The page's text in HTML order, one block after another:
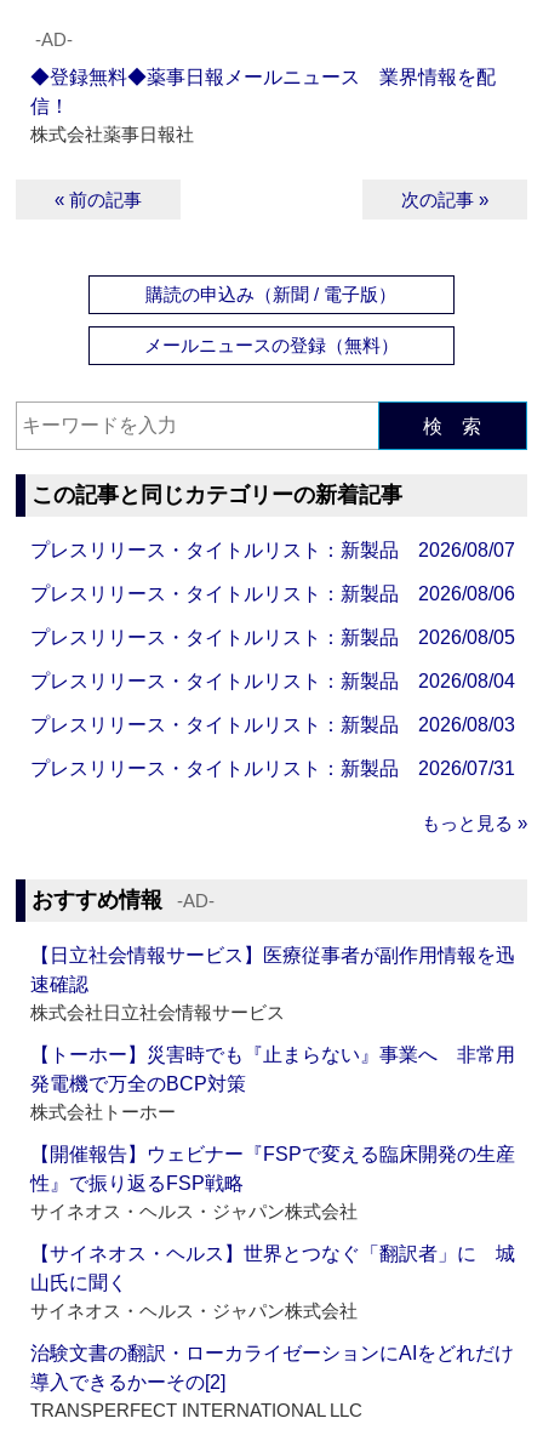
‐AD‐
◆登録無料◆薬事日報メールニュース 業界情報を配
信！
株式会社薬事日報社
« 前の記事 次の記事 »
購読の申込み（新聞 / 電子版）
メールニュースの登録（無料）
検 索
この記事と同じカテゴリーの新着記事
プレスリリース・タイトルリスト：新製品 2026/08/07
プレスリリース・タイトルリスト：新製品 2026/08/06
プレスリリース・タイトルリスト：新製品 2026/08/05
プレスリリース・タイトルリスト：新製品 2026/08/04
プレスリリース・タイトルリスト：新製品 2026/08/03
プレスリリース・タイトルリスト：新製品 2026/07/31
もっと見る »
おすすめ情報 ‐AD‐
【日立社会情報サービス】医療従事者が副作用情報を迅
速確認
株式会社日立社会情報サービス
【トーホー】災害時でも『止まらない』事業へ 非常用
発電機で万全のBCP対策
株式会社トーホー
【開催報告】ウェビナー『FSPで変える臨床開発の生産
性』で振り返るFSP戦略
サイネオス・ヘルス・ジャパン株式会社
【サイネオス・ヘルス】世界とつなぐ「翻訳者」に 城
山氏に聞く
サイネオス・ヘルス・ジャパン株式会社
治験文書の翻訳・ローカライゼーションにAIをどれだけ
導入できるかーその[2]
TRANSPERFECT INTERNATIONAL LLC